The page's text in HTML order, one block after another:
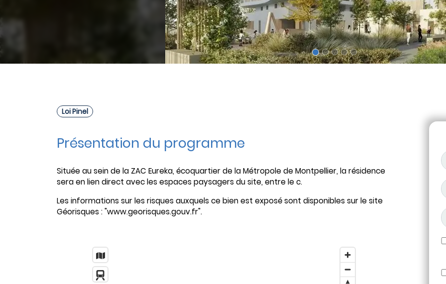
Loi Pinel
Présentation du programme
Située au sein de la ZAC Eureka, écoquartier de la Métropole de Montpellier, la résidence
sera en lien direct avec les espaces paysagers du site, entre le c.
Les informations sur les risques auxquels ce bien est exposé sont disponibles sur le site
Géorisques : "www.georisques.gouv.fr".